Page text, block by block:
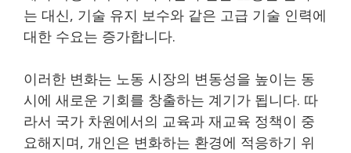
는 대신, 기술 유지 보수와 같은 고급 기술 인력에
대한 수요는 증가합니다.
이러한 변화는 노동 시장의 변동성을 높이는 동
시에 새로운 기회를 창출하는 계기가 됩니다. 따
라서 국가 차원에서의 교육과 재교육 정책이 중
요해지며, 개인은 변화하는 환경에 적응하기 위